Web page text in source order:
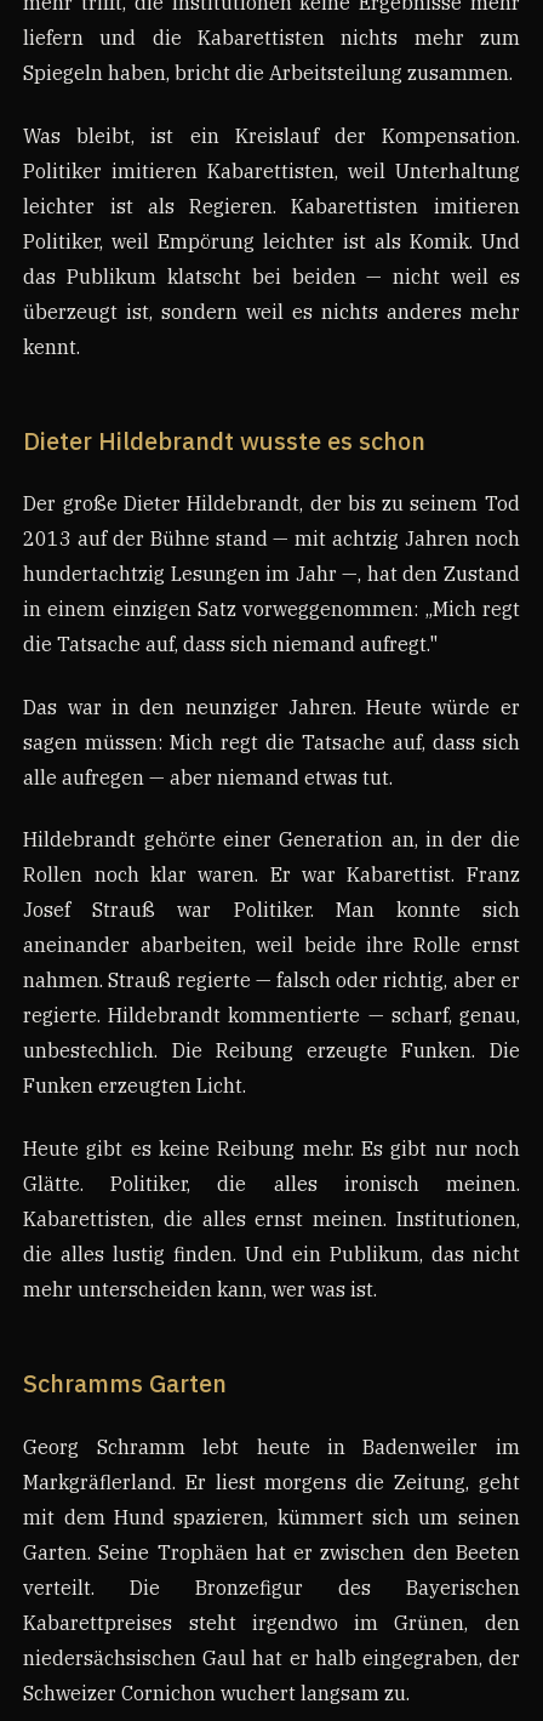
liefern und die Kabarettisten nichts mehr zum
Spiegeln haben, bricht die Arbeitsteilung zusammen.
Was bleibt, ist ein Kreislauf der Kompensation.
Politiker imitieren Kabarettisten, weil Unterhaltung
leichter ist als Regieren. Kabarettisten imitieren
Politiker, weil Empörung leichter ist als Komik. Und
das Publikum klatscht bei beiden — nicht weil es
überzeugt ist, sondern weil es nichts anderes mehr
kennt.
Dieter Hildebrandt wusste es schon
Der große Dieter Hildebrandt, der bis zu seinem Tod
2013 auf der Bühne stand — mit achtzig Jahren noch
hundertachtzig Lesungen im Jahr —, hat den Zustand
in einem einzigen Satz vorweggenommen: „Mich regt
die Tatsache auf, dass sich niemand aufregt."
Das war in den neunziger Jahren. Heute würde er
sagen müssen: Mich regt die Tatsache auf, dass sich
alle aufregen — aber niemand etwas tut.
Hildebrandt gehörte einer Generation an, in der die
Rollen noch klar waren. Er war Kabarettist. Franz
Josef Strauß war Politiker. Man konnte sich
aneinander abarbeiten, weil beide ihre Rolle ernst
nahmen. Strauß regierte — falsch oder richtig, aber er
regierte. Hildebrandt kommentierte — scharf, genau,
unbestechlich. Die Reibung erzeugte Funken. Die
Funken erzeugten Licht.
Heute gibt es keine Reibung mehr. Es gibt nur noch
Glätte. Politiker, die alles ironisch meinen.
Kabarettisten, die alles ernst meinen. Institutionen,
die alles lustig finden. Und ein Publikum, das nicht
mehr unterscheiden kann, wer was ist.
Schramms Garten
Georg Schramm lebt heute in Badenweiler im
Markgräflerland. Er liest morgens die Zeitung, geht
mit dem Hund spazieren, kümmert sich um seinen
Garten. Seine Trophäen hat er zwischen den Beeten
verteilt. Die Bronzefigur des Bayerischen
Kabarettpreises steht irgendwo im Grünen, den
niedersächsischen Gaul hat er halb eingegraben, der
Schweizer Cornichon wuchert langsam zu.